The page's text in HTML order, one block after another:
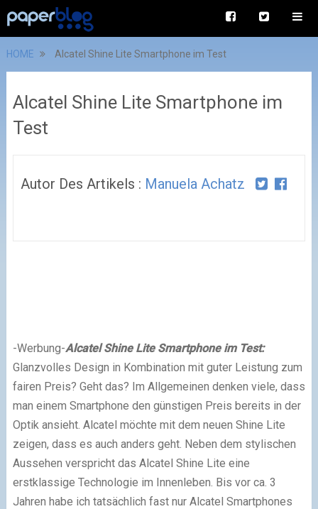
HOME Alcatel Shine Lite Smartphone im Test
Alcatel Shine Lite Smartphone im
Test
Autor Des Artikels : Manuela Achatz
-Werbung-Alcatel Shine Lite Smartphone im Test:
Glanzvolles Design in Kombination mit guter Leistung zum
fairen Preis? Geht das? Im Allgemeinen denken viele, dass
man einem Smartphone den günstigen Preis bereits in der
Optik ansieht. Alcatel möchte mit dem neuen Shine Lite
zeigen, dass es auch anders geht. Neben dem stylischen
Aussehen verspricht das Alcatel Shine Lite eine
erstklassige Technologie im Innenleben. Bis vor ca. 3
Jahren habe ich tatsächlich fast nur Alcatel Smartphones